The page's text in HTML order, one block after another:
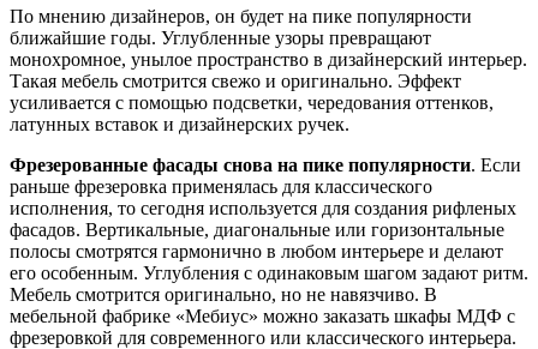
По мнению дизайнеров, он будет на пике популярности
ближайшие годы. Углубленные узоры превращают
монохромное, унылое пространство в дизайнерский интерьер.
Такая мебель смотрится свежо и оригинально. Эффект
усиливается с помощью подсветки, чередования оттенков,
латунных вставок и дизайнерских ручек.
Фрезерованные фасады снова на пике популярности. Если
раньше фрезеровка применялась для классического
исполнения, то сегодня используется для создания рифленых
фасадов. Вертикальные, диагональные или горизонтальные
полосы смотрятся гармонично в любом интерьере и делают
его особенным. Углубления с одинаковым шагом задают ритм.
Мебель смотрится оригинально, но не навязчиво. В
мебельной фабрике «Мебиус» можно заказать шкафы МДФ с
фрезеровкой для современного или классического интерьера.